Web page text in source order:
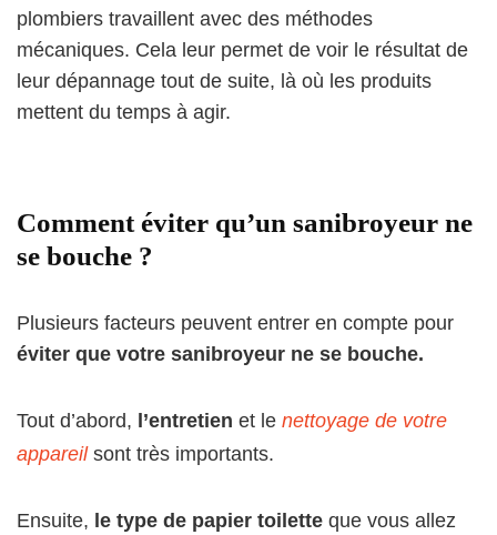
plombiers travaillent avec des méthodes
mécaniques. Cela leur permet de voir le résultat de
leur dépannage tout de suite, là où les produits
mettent du temps à agir.
Comment éviter qu’un sanibroyeur ne
se bouche ?
Plusieurs facteurs peuvent entrer en compte pour
éviter que votre sanibroyeur ne se bouche.
Tout d’abord, l’entretien et le nettoyage de votre
appareilsont très importants.
Ensuite, le type de papier toilette que vous allez